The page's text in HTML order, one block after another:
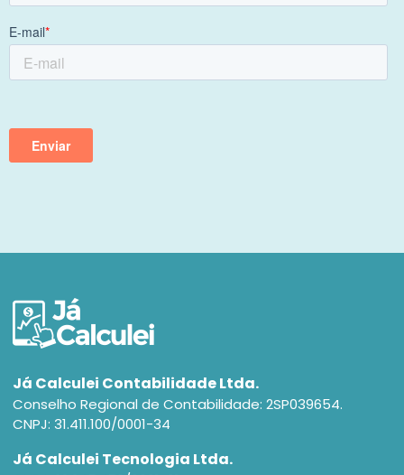
Já Calculei Contabilidade Ltda.
Conselho Regional de Contabilidade: 2SP039654.
CNPJ: 31.411.100/0001-34
Já Calculei Tecnologia Ltda.